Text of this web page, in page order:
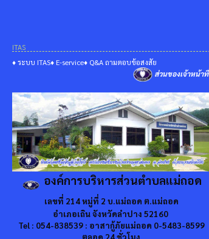
ITAS
♦ ระบบ ITAS♦ E-service♦ Q&A ถามตอบข้อสงสัย
ส่วนของเจ้าหน้าที่
องค์การบริหารส่วนตำบลแม่ถอด
เลขที่ 214 หมู่ที่ 2 บ.แม่ถอด ต.แม่ถอด
อำเภอเถิน จังหวัดลำปาง 52160
Tel : 054-838539 : อาสากู้ภัยแม่ถอด 0-5483-8599
ตลอด 24 ชั่วโมง